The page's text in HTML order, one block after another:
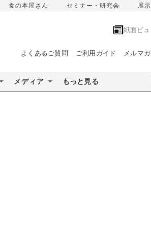
食の本屋さん セミナー・研究会 展
紙面ビ
よくあるご質問 ご利用ガイド メルマ
メディア もっと見る